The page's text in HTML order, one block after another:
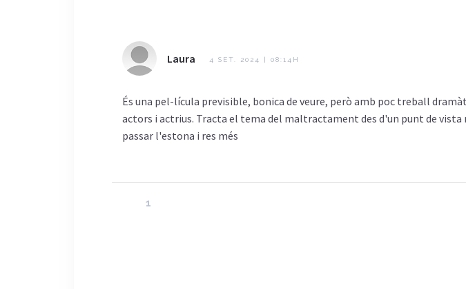
Laura 4 SET. 2024 | 08:14H
És una pel-lícula previsible, bonica de veure, però amb poc treball
actors i actrius. Tracta el tema del maltractament des d'un punt de vista
passar l'estona i res més
1